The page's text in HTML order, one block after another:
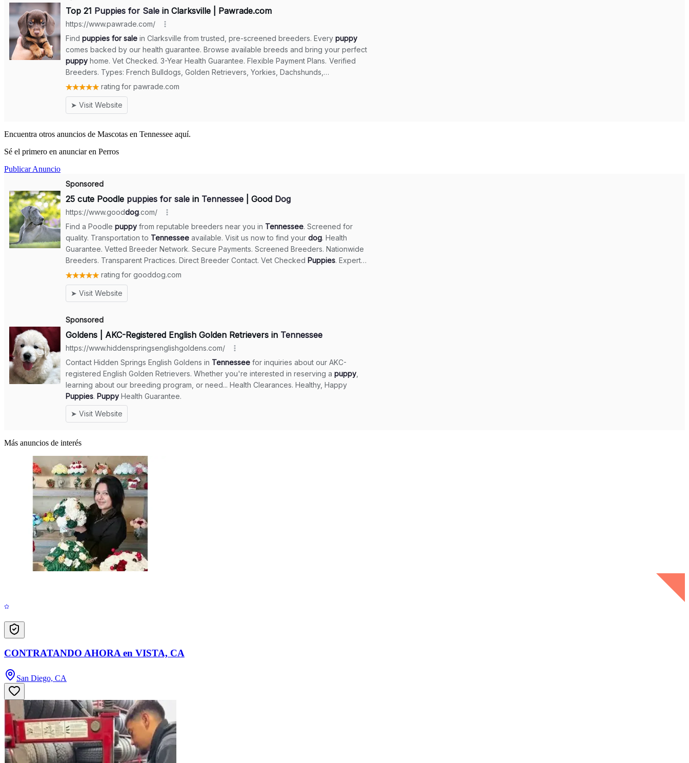
Encuentra otros anuncios de Mascotas en Tennessee aquí.
Sé el primero en anunciar en Perros
Publicar Anuncio
Más anuncios de interés
CONTRATANDO AHORA en VISTA, CA
San Diego, CA